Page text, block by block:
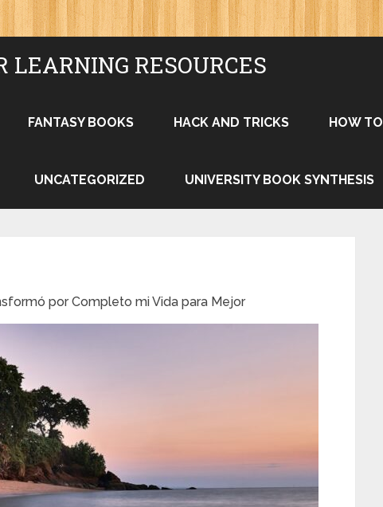
LEARNING RESOURCES
FANTASY BOOKS HACK AND TRICKS HOW TO
UNCATEGORIZED UNIVERSITY BOOK SYNTHESIS
por Completo mi Vida para Mejor